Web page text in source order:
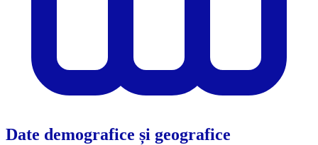
Date demografice și geografice